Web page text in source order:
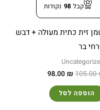
קבל 98 נקודות
זית כתית מעולה + דבש
בר
105.00
98.00 ₪
הוספה לסל